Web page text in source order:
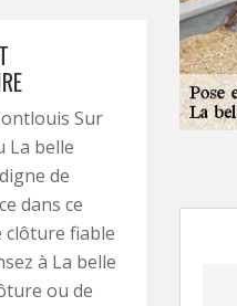
Sur
La belle
de
dans ce
clôture fiable
à La belle
ou de